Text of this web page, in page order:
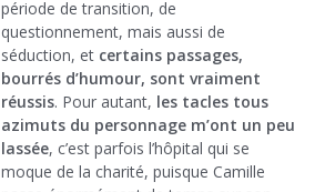
période de transition, de
questionnement, mais aussi de
séduction, et certains passages,
bourrés d’humour, sont vraiment
réussis. Pour autant, les tacles tous
azimuts du personnage m’ont un peu
lassée, c’est parfois l’hôpital qui se
moque de la charité, puisque Camille